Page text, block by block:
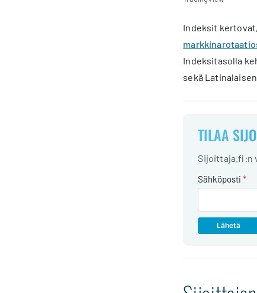
Indeksit
Indeksitasolla
sekä
TILAA
Sijoittaja.fi:n
Sähköposti *